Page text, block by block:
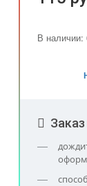
В наличии: